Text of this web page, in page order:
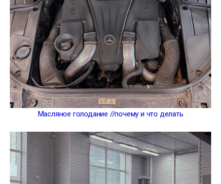
Масляное голодание //почему и что делать